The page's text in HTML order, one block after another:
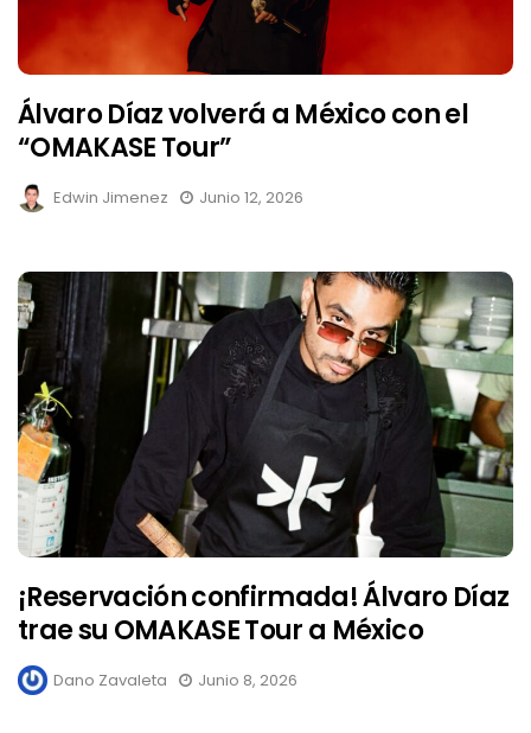
Álvaro Díaz volverá a México con el
“OMAKASE Tour”
Edwin Jimenez Junio 12, 2026
¡Reservación confirmada! Álvaro Díaz
trae su OMAKASE Tour a México
Dano Zavaleta Junio 8, 2026